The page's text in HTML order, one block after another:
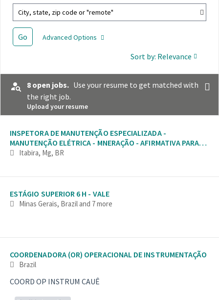
City, state, zip code or "remote"
Go Advanced Options
Sort by: Relevance
8 open jobs. Use your resume to get matched with
the right job.
Upload your resume
INSPETORA DE MANUTENÇÃO ESPECIALIZADA -
MANUTENÇÃO ELÉTRICA - MNERAÇÃO - AFIRMATIVA PARA
MULHERES
Itabira, Mg, BR
ESTÁGIO SUPERIOR 6 H - VALE
Minas Gerais, Braziland 7 more
COORDENADORA (OR) OPERACIONAL DE INSTRUMENTAÇÃO
Brazil
COORD OP INSTRUM CAUÊ